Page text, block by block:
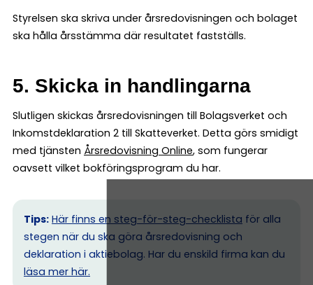
Styrelsen ska skriva under årsredovisningen och bolaget
ska hålla årsstämma där resultatet fastställs.
5. Skicka in handlingarna
Slutligen skickas årsredovisningen till Bolagsverket och
Inkomstdeklaration 2 till Skatteverket. Detta görs smidigt
med tjänsten Årsredovisning Online, som fungerar
oavsett vilket bokföringsprogram du har.
Tips: Här finns en steg-för-steg-checklista för alla
stegen när du ska göra årsredovisning och
deklaration i aktiebolag. Har du enskild firma kan du
läsa mer här.